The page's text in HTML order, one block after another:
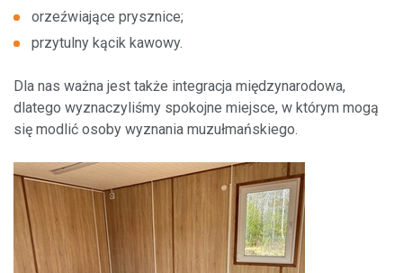
Według usługi
Według kraju
Punkty obsługi klientów
orzeźwiające prysznice;
przytulny kącik kawowy.
Dla nas ważna jest także integracja międzynarodowa,
dlatego wyznaczyliśmy spokojne miejsce, w którym mogą
się modlić osoby wyznania muzułmańskiego.